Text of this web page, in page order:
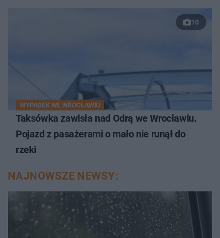
10
WYPADEK WE WROCŁAWIU
Taksówka zawisła nad Odrą we Wrocławiu.
Pojazd z pasażerami o mało nie runął do
rzeki
NAJNOWSZE NEWSY: